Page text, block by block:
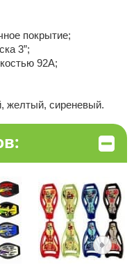
покрытие;
3”;
92А;
желтый, сиреневый.